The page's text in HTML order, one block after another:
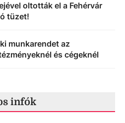
oltották el a Fehérvár
tüzet!
munkarendet az
és cégeknél
infók